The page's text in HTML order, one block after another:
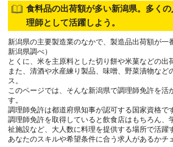
食料品の出荷額が多い新潟県。多く
理師として活躍しよう。
新潟県の主要製造業のなかで、製造品出荷額が
新潟県調べ）
とくに、米を主原料とした切り餅や米菓などの出
また、清酒や水産練り製品、味噌、野菜漬物など
ス。
このページでは、そんな新潟県で調理師免許を活
す。
調理師免許は都道府県知事が認可する国家資格で
調理師免許を取得していると飲食店はもちろん、
祉施設など、大人数に料理を提供する場所で活躍
あなたのスキルや希望条件に合う求人があるかチ